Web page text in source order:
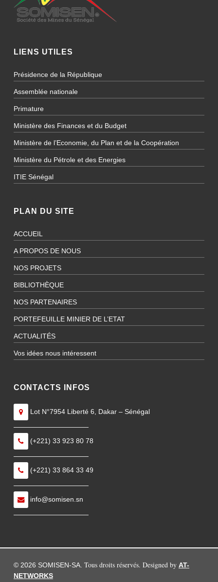
LIENS UTILES
Présidence de la République
Assemblée nationale
Primature
Ministère des Finances et du Budget
Ministère de l’Economie, du Plan et de la Coopération
Ministère du Pétrole et des Energies
ITIE Sénégal
PLAN DU SITE
ACCUEIL
A PROPOS DE NOUS
NOS PROJETS
BIBLIOTHÈQUE
NOS PARTENAIRES
PORTEFEUILLE MINIER DE L’ETAT
ACTUALITÉS
Vos idées nous intéressent
CONTACTS INFOS
Lot N°7954 Liberté 6, Dakar – Sénégal
———————————
(+221) 33 923 80 78
———————————
(+221) 33 864 33 49
———————————
info@somisen.sn
———————————
© 2026 SOMISEN-SA. Tous droits réservés. Designed by AT-
NETWORKS